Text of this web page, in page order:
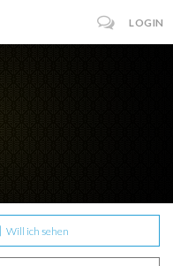
LOGIN
Will ich sehen